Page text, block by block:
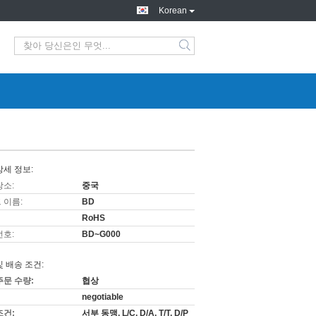
Korean
세 정보:
소:
중국
이름:
BD
RoHS
호:
BD~G000
배송 조건:
문 수량:
협상
negotiable
건:
서부 동맹, L/C, D/A, T/T, D/P